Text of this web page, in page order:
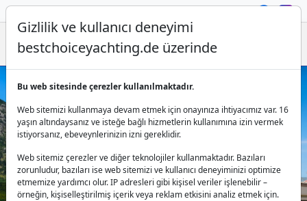
Karadağ'da Katamaran Kiralama
Gizlilik ve kullanıcı deneyimi
bestchoiceyachting.de üzerinde
Bu web sitesinde çerezler kullanılmaktadır.
Web sitemizi kullanmaya devam etmek için onayınıza ihtiyacımız var. 16
yaşın altındaysanız ve isteğe bağlı hizmetlerin kullanımına izin vermek
istiyorsanız, ebeveynlerinizin izni gereklidir.
Web sitemiz çerezler ve diğer teknolojiler kullanmaktadır. Bazıları
zorunludur, bazıları ise web sitemizi ve kullanıcı deneyiminizi optimize
etmemize yardımcı olur. IP adresleri gibi kişisel veriler işlenebilir –
örneğin, kişiselleştirilmiş içerik veya reklam etkisini analiz etmek için.